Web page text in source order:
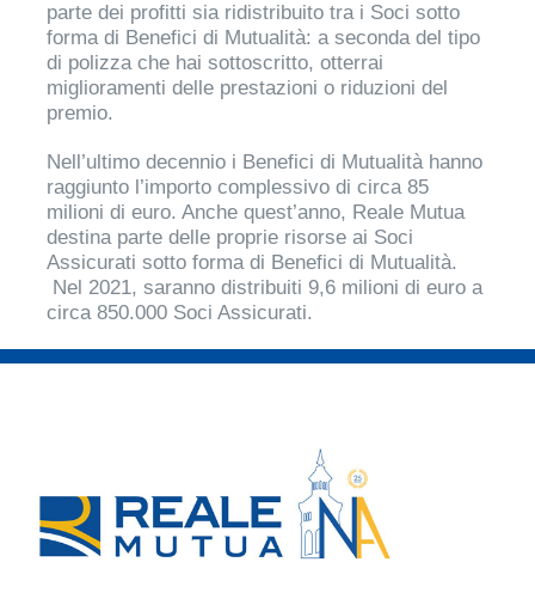
parte dei profitti sia ridistribuito tra i Soci sotto
forma di Benefici di Mutualità: a seconda del tipo
di polizza che hai sottoscritto, otterrai
miglioramenti delle prestazioni o riduzioni del
premio.
​​​​​​​Nell’ultimo decennio i Benefici di Mutualità hanno
raggiunto l’importo complessivo di circa ​85
milioni di euro. Anche quest’anno, Reale Mutua
destina parte delle proprie risorse ai Soci
Assicurati sotto forma di Benefici di Mutualità.​
Nel 2021, saranno distribuiti 9,6 milioni di euro a
circa 85​0.000 Soci Assicurati.